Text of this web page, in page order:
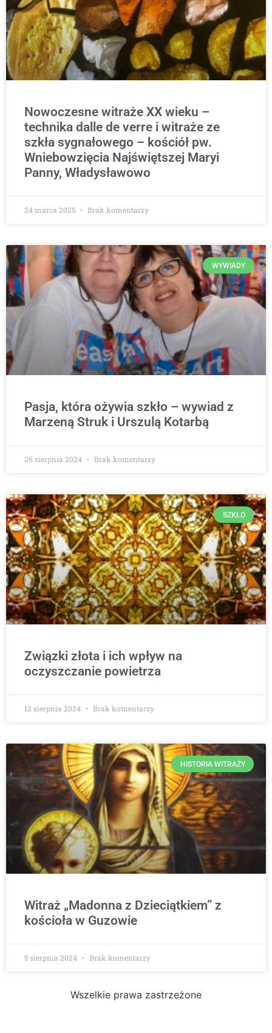
Nowoczesne witraże XX wieku –
technika dalle de verre i witraże ze
szkła sygnałowego – kościół pw.
Wniebowzięcia Najświętszej Maryi
Panny, Władysławowo
24 marca 2025 Brak komentarzy
WYWIADY
Pasja, która ożywia szkło – wywiad z
Marzeną Struk i Urszulą Kotarbą
26 sierpnia 2024 Brak komentarzy
SZKŁO
Związki złota i ich wpływ na
oczyszczanie powietrza
12 sierpnia 2024 Brak komentarzy
HISTORIA WITRAŻY
Witraż „Madonna z Dzieciątkiem” z
kościoła w Guzowie
5 sierpnia 2024 Brak komentarzy
Wszelkie prawa zastrzeżone